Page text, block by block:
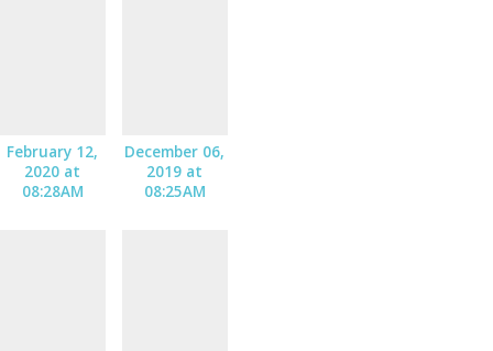
February 12,
2020 at
08:28AM
December 06,
2019 at
08:25AM